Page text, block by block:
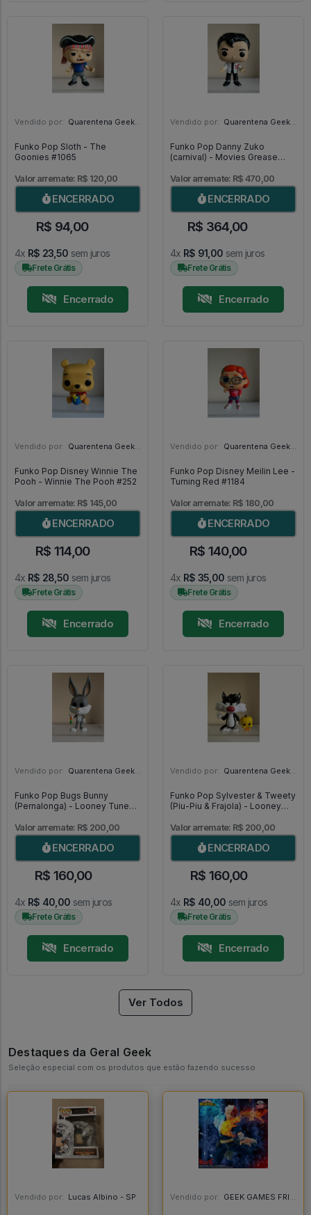
Vendido por: Quarentena Geek Store - SP
Funko Pop Sloth - The
Goonies #1065
Valor arremate: R$ 120,00
ENCERRADO
R$ 94,00
4x R$ 23,50 sem juros
Frete Grátis
Encerrado
Vendido por: Quarentena Geek Store - SP
Funko Pop Danny Zuko
(carnival) - Movies Grease
Valor arremate: R$ 470,00
ENCERRADO
R$ 364,00
4x R$ 91,00 sem juros
Frete Grátis
Encerrado
Vendido por: Quarentena Geek Store - SP
Funko Pop Disney Winnie The
Pooh - Winnie The Pooh #252
Valor arremate: R$ 145,00
ENCERRADO
R$ 114,00
4x R$ 28,50 sem juros
Frete Grátis
Encerrado
Vendido por: Quarentena Geek Store - SP
Funko Pop Disney Meilin Lee -
Turning Red #1184
Valor arremate: R$ 180,00
ENCERRADO
R$ 140,00
4x R$ 35,00 sem juros
Frete Grátis
Encerrado
Vendido por: Quarentena Geek Store - SP
Funko Pop Bugs Bunny
(Pernalonga) - Looney Tunes
Valor arremate: R$ 200,00
ENCERRADO
R$ 160,00
4x R$ 40,00 sem juros
Frete Grátis
Encerrado
Vendido por: Quarentena Geek Store - SP
Funko Pop Sylvester & Tweety
(Piu-Piu & Frajola) - Looney
Valor arremate: R$ 200,00
ENCERRADO
R$ 160,00
4x R$ 40,00 sem juros
Frete Grátis
Encerrado
Ver Todos
Destaques da Geral Geek
Seleção especial com os produtos que estão fazendo sucesso
Vendido por: Lucas Albino - SP Vendido por: GEEK GAMES FRIEND - RJ